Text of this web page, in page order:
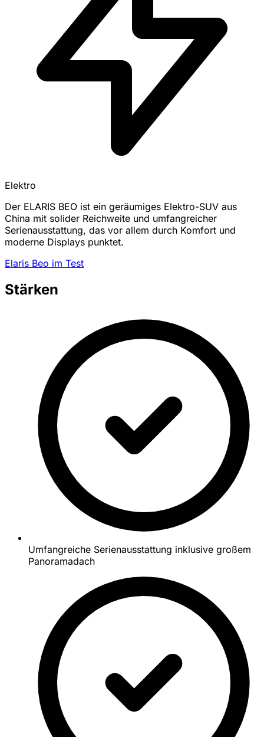
Elektro
Der ELARIS BEO ist ein geräumiges Elektro-SUV aus
China mit solider Reichweite und umfangreicher
Serienausstattung, das vor allem durch Komfort und
moderne Displays punktet.
Elaris Beo im Test
Stärken
Umfangreiche Serienausstattung inklusive großem
Panoramadach